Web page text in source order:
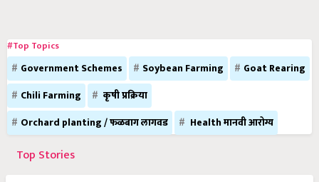
#Top Topics
Government Schemes Soybean Farming
Goat Rearing
Chili Farming
कृषी प्रक्रिया
Orchard planting / फळबाग लागवड
Health मानवी आरोग्य
Top Stories